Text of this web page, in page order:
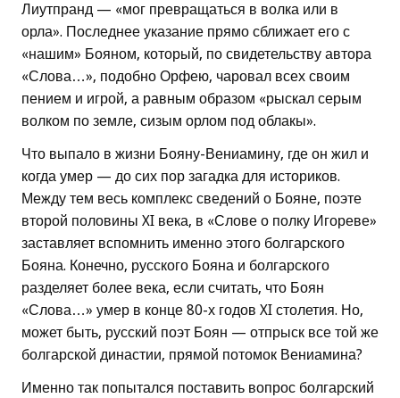
Лиутпранд — «мог превращаться в волка или в
орла». Последнее указание прямо сближает его с
«нашим» Бояном, который, по свидетельству автора
«Слова…», подобно Орфею, чаровал всех своим
пением и игрой, а равным образом «рыскал серым
волком по земле, сизым орлом под облакы».
Что выпало в жизни Бояну-Вениамину, где он жил и
когда умер — до сих пор загадка для историков.
Между тем весь комплекс сведений о Бояне, поэте
второй половины XI века, в «Слове о полку Игореве»
заставляет вспомнить именно этого болгарского
Бояна. Конечно, русского Бояна и болгарского
разделяет более века, если считать, что Боян
«Слова…» умер в конце 80-х годов XI столетия. Но,
может быть, русский поэт Боян — отпрыск все той же
болгарской династии, прямой потомок Вениамина?
Именно так попытался поставить вопрос болгарский